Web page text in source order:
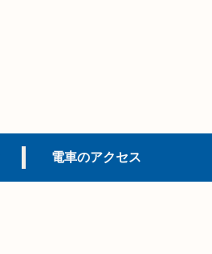
電車のアクセス